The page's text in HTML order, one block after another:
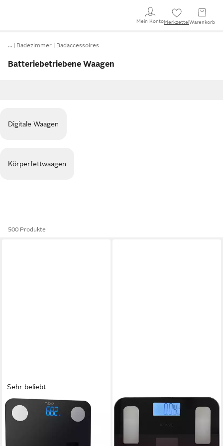
Mein KontoMerkzettel Warenkorb
… Badezimmer Badaccessoires
Batteriebetriebene Waagen
Digitale Waagen
Körperfettwaagen
500 Produkte
Sehr beliebt
MYBEO
Körper-Analyse-Waage
SHOP'N SMILE IDEOON
Körper-Analyse-Waage
180kg Solar Akku Glas